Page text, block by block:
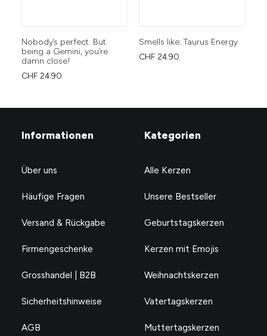
Nobody’s perfect. But
being a Gemini, you’re
damn close!
CHF 24.90
Smells like: Taurus Energy
CHF 24.90
Informationen
Über uns
Häufige Fragen
Versand & Rückgabe
Firmengeschenke
Grosshandel | B2B
Sicherheitshinweise
AGB
Kategorien
Alle Kerzen
Unsere Bestseller
Geburtstagskerzen
Kerzen mit Emojis
Weihnachtskerzen
Vatertagskerzen
Muttertagskerzen